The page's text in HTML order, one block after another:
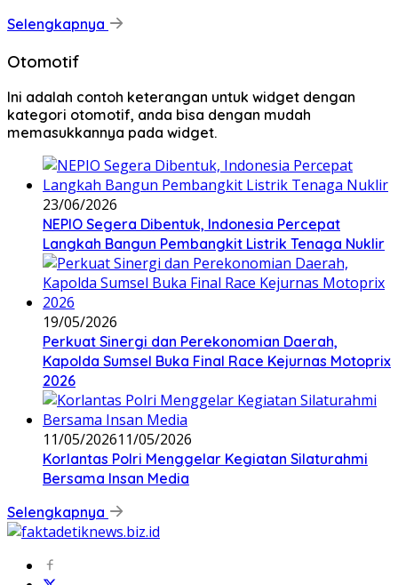
Selengkapnya
Otomotif
Ini adalah contoh keterangan untuk widget dengan
kategori otomotif, anda bisa dengan mudah
memasukkannya pada widget.
23/06/2026
NEPIO Segera Dibentuk, Indonesia Percepat
Langkah Bangun Pembangkit Listrik Tenaga Nuklir
19/05/2026
Perkuat Sinergi dan Perekonomian Daerah,
Kapolda Sumsel Buka Final Race Kejurnas Motoprix
2026
11/05/202611/05/2026
Korlantas Polri Menggelar Kegiatan Silaturahmi
Bersama Insan Media
Selengkapnya